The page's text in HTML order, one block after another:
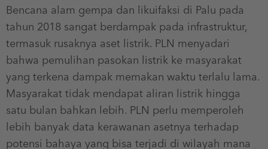
Bencana alam gempa dan likuifaksi di Palu pada
tahun 2018 sangat berdampak pada infrastruktur,
termasuk rusaknya aset listrik. PLN menyadari
bahwa pemulihan pasokan listrik ke masyarakat
yang terkena dampak memakan waktu terlalu lama.
Masyarakat tidak mendapat aliran listrik hingga
satu bulan bahkan lebih. PLN perlu memperoleh
lebih banyak data kerawanan asetnya terhadap
potensi bahaya yang bisa terjadi di wilayah mana